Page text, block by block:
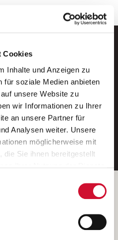
Cookies
Inhalte und Anzeigen zu
für soziale Medien anbieten
unsere Website zu
wir Informationen zu Ihrer
an unsere Partner für
Analysen weiter. Unsere
möglicherweise mit
die Sie ihnen bereitgestellt
klicken, so stimmen
Cookies zu. Sie können
jederzeit widerrufen,
aufrufen und diese
per E-Mail.
von AWO
eintragen